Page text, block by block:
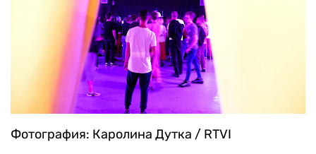
Фотография: Каролина Дутка / RTVI